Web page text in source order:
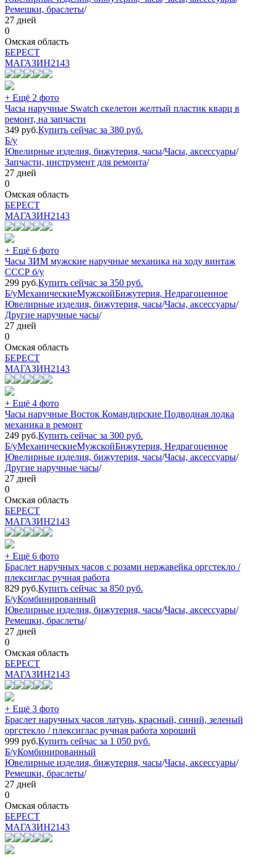
Ремешки, браслеты/
27 дней
0
Омская область
БEPECT
МАГАЗИН2143
+ Ещё 2 фото
Часы наручные Swatch скелетон желтый пластик кварц в
ремонт, на запчасти
349 руб.Купить сейчас за 380 руб.
Б/у
Ювелирные изделия, бижутерия, часы/Часы, аксессуары/
Запчасти, инструмент для ремонта/
27 дней
0
Омская область
БEPECT
МАГАЗИН2143
+ Ещё 6 фото
Часы ЗИМ мужские наручные механика на ходу винтаж
СССР б/у
299 руб.Купить сейчас за 350 руб.
Б/уМеханическиеМужскойБижутерия, Недрагоценное
Ювелирные изделия, бижутерия, часы/Часы, аксессуары/
Другие наручные часы/
27 дней
0
Омская область
БEPECT
МАГАЗИН2143
+ Ещё 4 фото
Часы наручные Восток Командирские Подводная лодка
механика в ремонт
249 руб.Купить сейчас за 300 руб.
Б/уМеханическиеМужскойБижутерия, Недрагоценное
Ювелирные изделия, бижутерия, часы/Часы, аксессуары/
Другие наручные часы/
27 дней
0
Омская область
БEPECT
МАГАЗИН2143
+ Ещё 6 фото
Браслет наручных часов с розами нержавейка оргстекло /
плексиглас ручная работа
829 руб.Купить сейчас за 850 руб.
Б/уКомбинированный
Ювелирные изделия, бижутерия, часы/Часы, аксессуары/
Ремешки, браслеты/
27 дней
0
Омская область
БEPECT
МАГАЗИН2143
+ Ещё 3 фото
Браслет наручных часов латунь, красный, синий, зеленый
оргстекло / плексиглас ручная работа хороший
999 руб.Купить сейчас за 1 050 руб.
Б/уКомбинированный
Ювелирные изделия, бижутерия, часы/Часы, аксессуары/
Ремешки, браслеты/
27 дней
0
Омская область
БEPECT
МАГАЗИН2143